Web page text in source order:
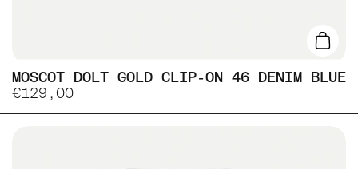
MOSCOT DOLT GOLD CLIP-ON 46 DENIM BLUE
€129,00